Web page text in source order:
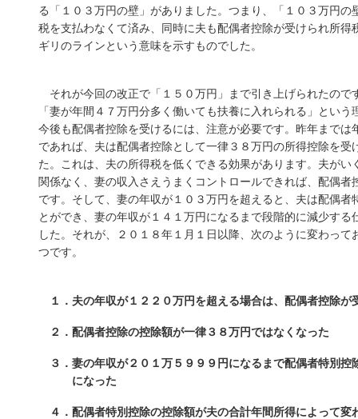
る「１０３万円の壁」がありました。つまり、「１０３万円
税を支払わなくて済み、同時に夫も配偶者控除が受けられ所
ギリのラインという意味を示すものでした。
それが今回の改正で「１５０万円」まで引き上げられたの
「妻が年間４７万円分多く働いても扶養に入れられる」とい
今後も配偶者控除を受けるには、注意が必要です。昨年まで
であれば、夫は配偶者控除として一律３８万円の所得控除を
た。これは、夫の所得税を低くできる効果があります。夫が
関係なく、妻の収入さえうまくコントロールできれば、配偶
です。そして、妻の年収が１０３万円を超えると、夫は配偶
とができ、妻の年収が１４１万円になるまで段階的に減少す
した。それが、２０１８年１月１日以降、次のように変わっ
つです。
１．夫の年収が１２２０万円を超える場合は、配偶者控除が
２．配偶者控除の控除額が一律３８万円ではなくなった
３．妻の年収が２０１万５９９９円になるまで配偶者特別控
になった
４．配偶者特別控除の控除額が夫の合計年間所得によって変